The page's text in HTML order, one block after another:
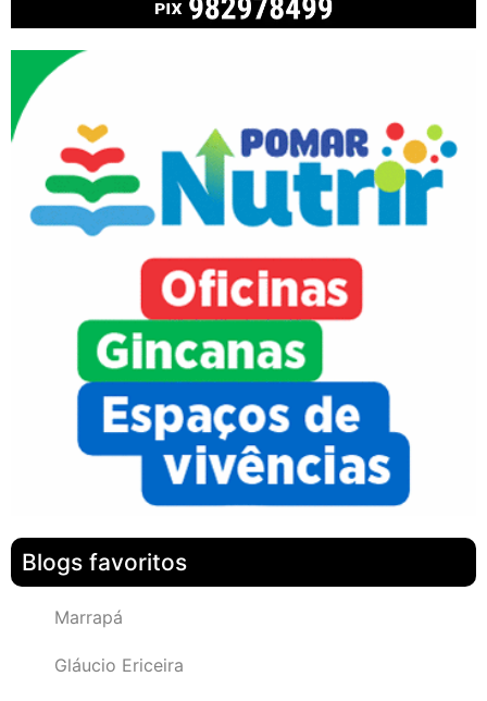
Blogs favoritos
Marrapá
Gláucio Ericeira